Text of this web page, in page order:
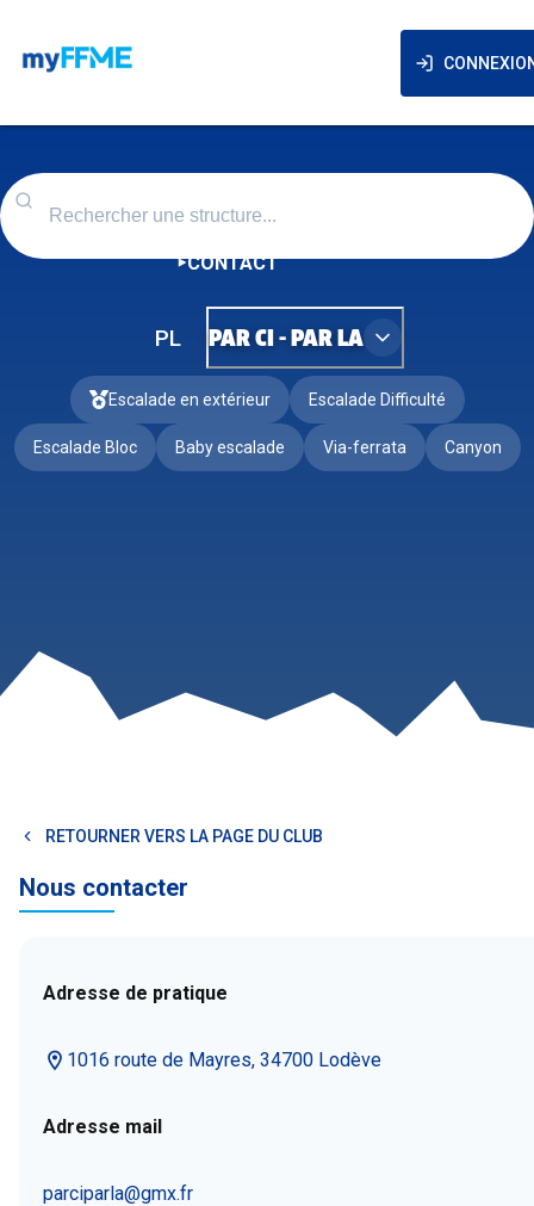
CONTACT
PL PAR CI - PAR LA
Escalade en extérieur Escalade Difficulté
Escalade Bloc Baby escalade Via-ferrata Canyon
RETOURNER VERS LA PAGE DU CLUB
Nous contacter
Adresse de pratique
1016 route de Mayres, 34700 Lodève
Adresse mail
parciparla@gmx.fr